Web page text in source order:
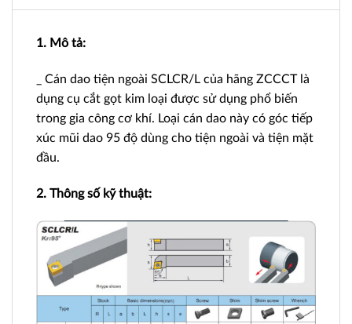
1. Mô tả:
_ Cán dao tiện ngoài SCLCR/L của hãng ZCCCT là
dụng cụ cắt gọt kim loại được sử dụng phổ biến
trong gia công cơ khí. Loại cán dao này có góc tiếp
xúc mũi dao 95 độ dùng cho tiện ngoài và tiện mặt
đầu.
2. Thông số kỹ thuật: